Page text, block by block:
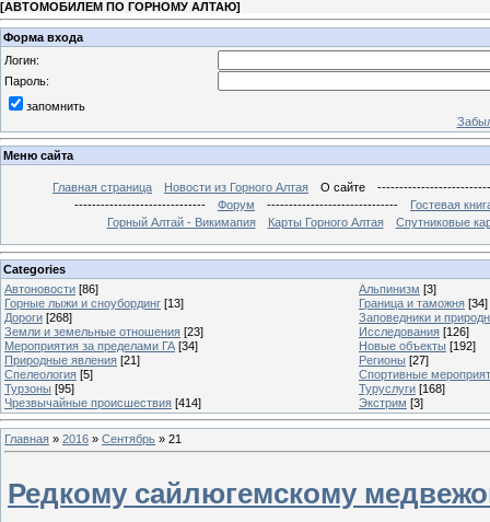
[АВТОМОБИЛЕМ ПО ГОРНОМУ АЛТАЮ]
Форма входа
Логин:
Пароль:
запомнить
Меню сайта
Главная страница Новости из Горного Алтая О сайте
------------------------------
Форум ------------------------------
Гостевая
Горный Алтай - Викимапия
Карты Горного Алтая Спутниковые
Categories
Автоновости [86] Альпинизм [3]
Горные лыжи и сноубординг [13] Граница и таможня [34]
Дороги [268]
Заповедники и
Земли и земельные отношения [23] Исследования [126]
Мероприятия за пределами ГА [34] Новые объекты [192]
Природные явления [21] Регионы [27]
Спелеология [5]
Спортивные
Турзоны [95] Туруслуги [168]
Чрезвычайные происшествия [414] Экстрим [3]
Главная » 2016 » Сентябрь » 21
Редкому сайлюгемскому